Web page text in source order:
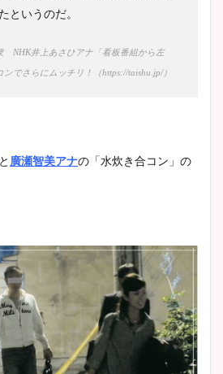
というのだ。
NHK井上あさひアナ「看板番組から左
ンでさらにムッチリ！（https://taishu.jp/）
廣瀬智美アナの「水炊き合コン」の